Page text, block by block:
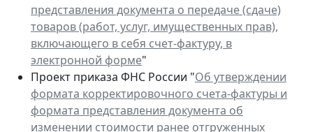
представления документа о передаче (сдаче)
товаров (работ, услуг, имущественных прав),
включающего в себя счет-фактуру, в
электронной форме"
Проект приказа ФНС России "Об утверждении
формата корректировочного счета-фактуры и
формата представления документа об
изменении стоимости ранее отгруженных